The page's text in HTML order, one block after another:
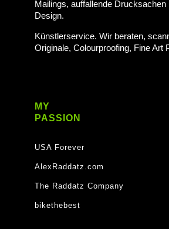
Mailings, auffallende
Design.
Künstlerservice. Wir beraten,
Originale, Colourproofing, Fine Art
MY
PASSION
USA Forever
AlexRaddatz.com
The Raddatz Company
bikethebest